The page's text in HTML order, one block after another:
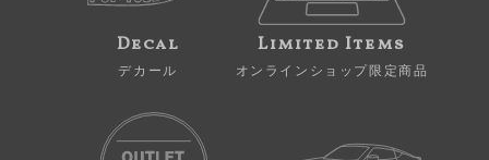
Decal
デカール
Limited Items
オンラインショップ限定商品